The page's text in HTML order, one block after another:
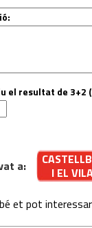
el resultat de 3+2
a:
I EL
et pot